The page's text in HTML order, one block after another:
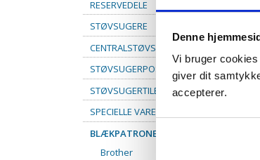
Denne
Vi bruger
giver dit
accepterer.
RESERVEDELE
STØVSUGERE
CENTRALSTØVSUGER
STØVSUGERPOSER
STØVSUGERTILBEHØR
SPECIELLE VARER
BLÆKPATRONER
Brother